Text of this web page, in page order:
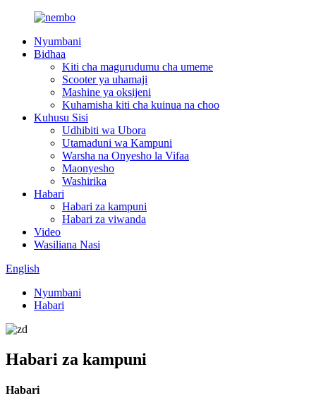
Nyumbani
Bidhaa
Kiti cha magurudumu cha umeme
Scooter ya uhamaji
Mashine ya oksijeni
Kuhamisha kiti cha kuinua na choo
Kuhusu Sisi
Udhibiti wa Ubora
Utamaduni wa Kampuni
Warsha na Onyesho la Vifaa
Maonyesho
Washirika
Habari
Habari za kampuni
Habari za viwanda
Video
Wasiliana Nasi
English
Nyumbani
Habari
Habari za kampuni
Habari